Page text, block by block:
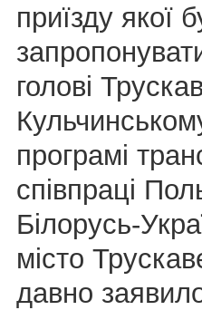
приїзду якої
голові
програмі
співпраці
Білорусь-
місто
давно